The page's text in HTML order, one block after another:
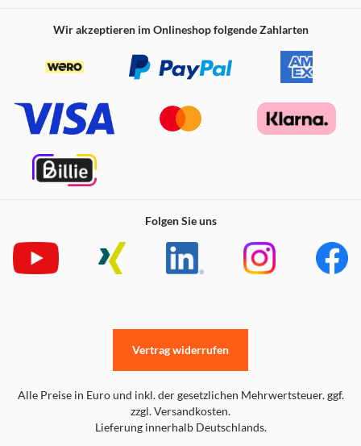
Wir akzeptieren im Onlineshop folgende Zahlarten
Folgen Sie uns
Alle Preise in Euro und inkl. der gesetzlichen Mehrwertsteuer. ggf.
zzgl. Versandkosten.
Lieferung innerhalb Deutschlands.
Vertrag widerrufen